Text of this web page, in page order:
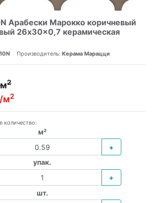
Арабески Марокко коричневый
26x30x0,7 керамическая
Производитель: Керама Марацци
2
м2
количество:
м²
+
упак.
+
шт.